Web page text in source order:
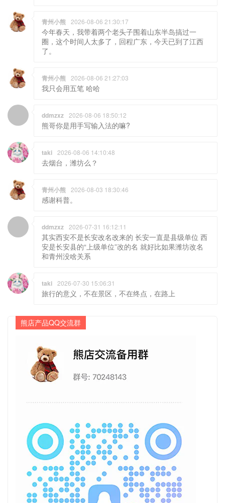
青州小熊 2026-08-06 21:30:17
今年春天，我带着两个老头子围着山东半岛搞过一
圈，这个时间人太多了，回程广东，今天已到了江西
了。
青州小熊 2026-08-06 21:27:03
我只会用五笔 哈哈
ddmzxz 2026-08-06 18:50:12
熊哥你是用手写输入法的嘛?
taki 2026-08-06 14:10:48
去烟台，潍坊么？
青州小熊 2026-08-03 18:30:46
感谢科普。
ddmzxz 2026-07-31 16:12:11
其实西安不是长安改名改来的 长安一直是县级单位 西
安是长安县的“上级单位”改的名 就好比如果潍坊改名
和青州没啥关系
taki 2026-07-30 15:06:31
旅行的意义，不在景区，不在终点，在路上
熊店产品QQ交流群